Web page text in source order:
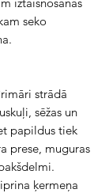
seko
strādā
sēžas un
papildus tiek
prese, muguras
ķermeņa